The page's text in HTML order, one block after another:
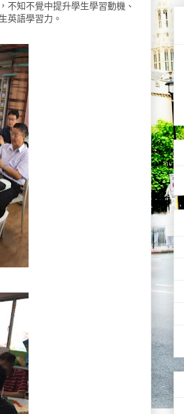
不知不覺中提升學生學習動機、
英語學習力。